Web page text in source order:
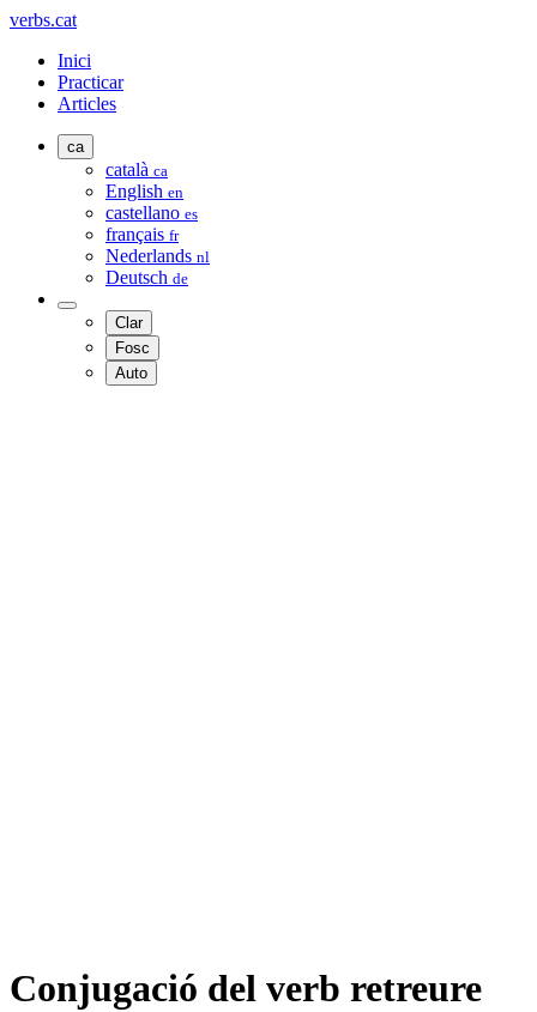
verbs.cat
Inici
Practicar
Articles
ca
català ca
English en
castellano es
français fr
Nederlands nl
Deutsch de
Clar
Fosc
Auto
Conjugació del verb retreure